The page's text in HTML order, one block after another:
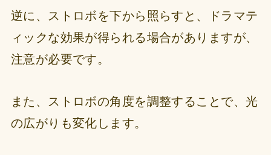
逆に、ストロボを下から照らすと、ドラマテ
ィックな効果が得られる場合がありますが、
注意が必要です。
また、ストロボの角度を調整することで、光
の広がりも変化します。